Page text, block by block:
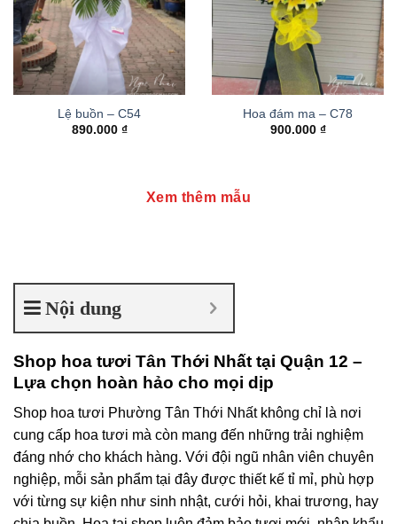
Lệ buồn – C54
890.000 ₫
Hoa đám ma – C78
900.000 ₫
Xem thêm mẫu
Nội dung
Shop hoa tươi Tân Thới Nhất tại Quận 12 –
Lựa chọn hoàn hảo cho mọi dịp
Shop hoa tươi Phường Tân Thới Nhất không chỉ là nơi
cung cấp hoa tươi mà còn mang đến những trải nghiệm
đáng nhớ cho khách hàng. Với đội ngũ nhân viên chuyên
nghiệp, mỗi sản phẩm tại đây được thiết kế tỉ mỉ, phù hợp
với từng sự kiện như sinh nhật, cưới hỏi, khai trương, hay